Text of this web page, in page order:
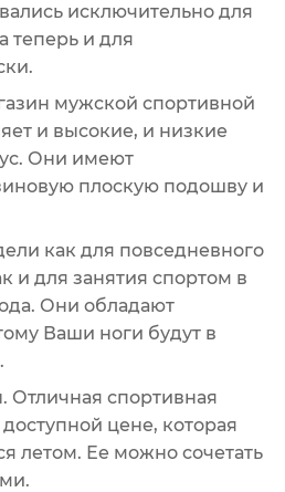
исключительно для
теперь и для
мужской спортивной
и высокие, и низкие
Они имеют
плоскую подошву и
как для повседневного
и для занятия спортом в
Они обладают
Ваши ноги будут в
Отличная спортивная
цене, которая
летом. Ее можно сочетать